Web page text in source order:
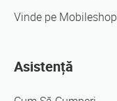
Vinde pe Mobileshop
Asistență